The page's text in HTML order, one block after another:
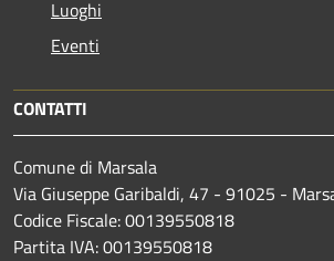
Luoghi
Eventi
CONTATTI
Comune di Marsala
Via Giuseppe Garibaldi, 47 - 91025 -
Codice Fiscale: 00139550818
Partita IVA: 00139550818